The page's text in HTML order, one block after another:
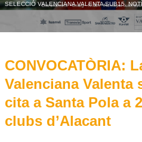
SELECCIÓ VALENCIANA VALENTA SUB15,
CONVOCATÒRIA:
Valenciana Valenta
cita a Santa Pola a
clubs d’Alacant